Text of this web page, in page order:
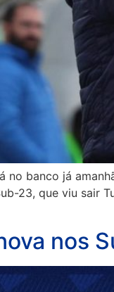
no banco já
23, que viu sair
nos